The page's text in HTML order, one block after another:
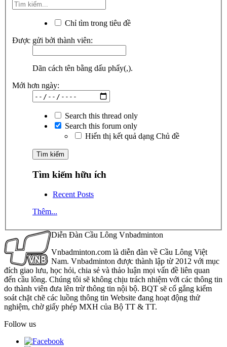
Chỉ tìm trong tiêu đề
Được gửi bởi thành viên:
Dãn cách tên bằng dấu phẩy(,).
Mới hơn ngày:
Search this thread only
Search this forum only
Hiển thị kết quả dạng Chủ đề
Tìm kiếm hữu ích
Recent Posts
Thêm...
Diễn Đàn Cầu Lông Vnbadminton
Vnbadminton.com là diễn đàn về Cầu Lông Việt
Nam. Vnbadminton được thành lập từ 2012 với mục
đích giao lưu, học hỏi, chia sẻ và thảo luận mọi vấn đề liên quan
đến cầu lông. Chúng tôi sẽ không chịu trách nhiệm với các thông tin
do thành viên đưa lên trừ thông tin nội bộ. BQT sẽ cố gắng kiểm
soát chặt chẽ các luồng thông tin Website đang hoạt động thử
nghiệm, chờ giấy phép MXH của Bộ TT & TT.
Follow us